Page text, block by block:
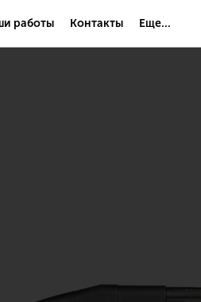
работы Контакты Еще...